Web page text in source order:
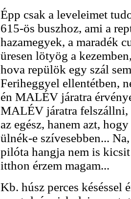
Épp csak a leveleimet
615-ös buszhoz, ami a
hazamegyek, a maradék
üresen lötyög a
hova repülök egy szál
Feriheggyel ellentétben,
én MALÉV járatra
MALÉV járatra felszállni,
az egész, hanem azt,
ülnék-e szívesebben...
pilóta hangja nem is
itthon érzem magam...
Kb. húsz perces késéssel